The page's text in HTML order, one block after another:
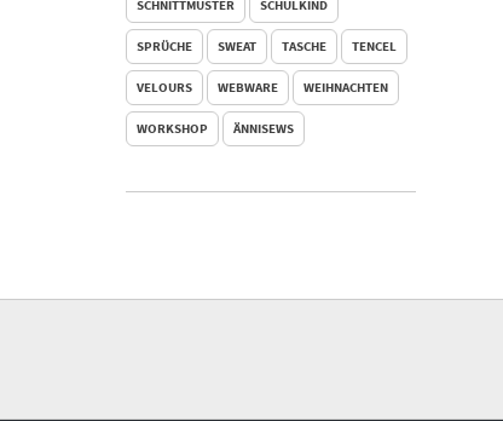
SCHNITTMUSTER SCHULKIND
SPRÜCHE SWEAT TASCHE TENCEL
VELOURS WEBWARE WEIHNACHTEN
WORKSHOP ÄNNISEWS